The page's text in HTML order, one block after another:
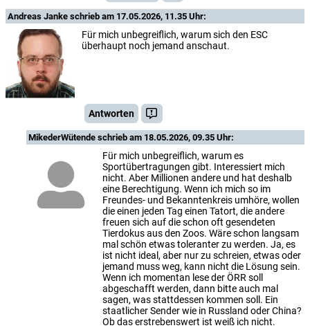
Andreas Janke schrieb am 17.05.2026, 11.35 Uhr:
Für mich unbegreiflich, warum sich den ESC
überhaupt noch jemand anschaut.
Antworten
MikederWütende schrieb am 18.05.2026, 09.35 Uhr:
Für mich unbegreiflich, warum es
Sportübertragungen gibt. Interessiert mich
nicht. Aber Millionen andere und hat deshalb
eine Berechtigung. Wenn ich mich so im
Freundes- und Bekanntenkreis umhöre, wollen
die einen jeden Tag einen Tatort, die andere
freuen sich auf die schon oft gesendeten
Tierdokus aus den Zoos. Wäre schon langsam
mal schön etwas toleranter zu werden. Ja, es
ist nicht ideal, aber nur zu schreien, etwas oder
jemand muss weg, kann nicht die Lösung sein.
Wenn ich momentan lese der ÖRR soll
abgeschafft werden, dann bitte auch mal
sagen, was stattdessen kommen soll. Ein
staatlicher Sender wie in Russland oder China?
Ob das erstrebenswert ist weiß ich nicht.